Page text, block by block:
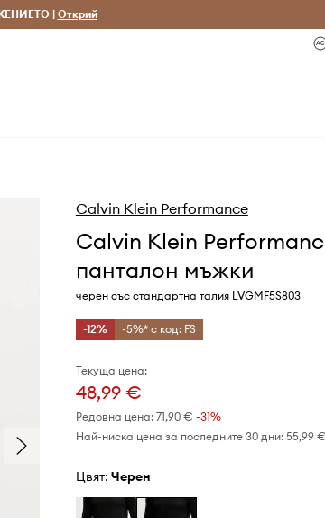
1-5 дни
|Открий
Calvin Klein Performance
Calvin Klein
панталон мъжки
черен със стандартна талия LVGMF5S803
-12% -5%* с код: FS
Текуща цена:
48,99 €
Редовна цена: 71,90 € -31%
Най-ниска цена за последните 30 дни: 55,99 €
Цвят: черен